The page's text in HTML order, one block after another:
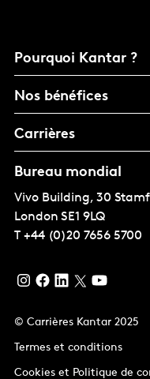
Pourquoi Kantar ?
Nos bénéfices
Carrières
Bureau mondial
Vivo Building, 30
London SE1 9LQ
T +44 (0)20 7656 5700
© Carrières Kantar 2025
Termes et conditions
Cookies et Politique de